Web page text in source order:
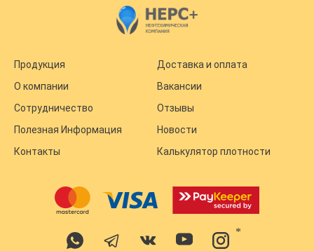
Продукция
Доставка и оплата
О компании
Вакансии
Сотрудничество
Отзывы
Полезная Информация
Новости
Контакты
Калькулятор плотности
*